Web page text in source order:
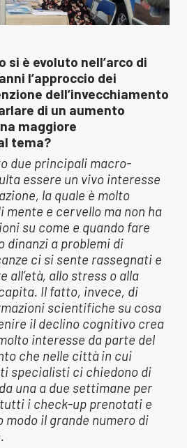
si è evoluto nell’arco di
l’approccio dei
dell’invecchiamento
di un aumento
maggiore
tema?
due principali macro-
essere un vivo interesse
la quale è molto
e cervello ma non ha
su come e quando fare
dinanzi a problemi di
ci si sente rassegnati e
all’età, allo stress o alla
Il fatto, invece, di
scientifiche su cosa
il declino cognitivo crea
interesse da parte del
che nelle città in cui
specialisti ci chiedono di
una a due settimane per
i check-up prenotati e
modo il grande numero di